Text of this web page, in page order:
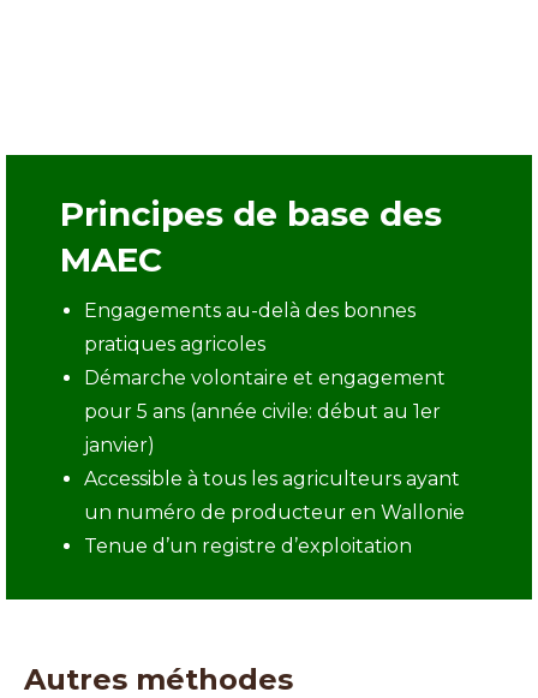
Principes de base des
MAEC
Engagements au-delà des bonnes
pratiques agricoles
Démarche volontaire et engagement
pour 5 ans (année civile: début au 1er
janvier)
Accessible à tous les agriculteurs ayant
un numéro de producteur en Wallonie
Tenue d’un registre d’exploitation
Autres méthodes